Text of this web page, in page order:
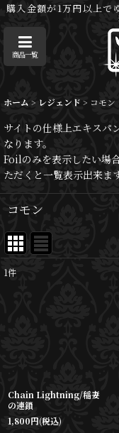
購入金額が1万円以上で
商品一覧
ホーム > レジェンド > コモン
サイトの仕様上エキス
なります。
Foilのみを表示したい場
ただくと一覧表示出来ま
コモン
1件
Chain Lightning/稲妻
の連鎖
1,800円(税込)